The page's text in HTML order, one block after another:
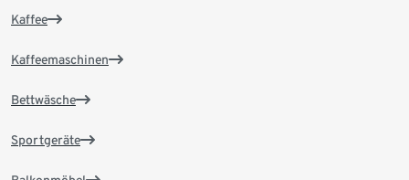
Kaffee
Kaffeemaschinen
Bettwäsche
Sportgeräte